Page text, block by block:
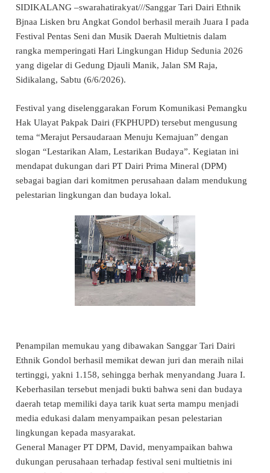
SIDIKALANG –swarahatirakyat///Sanggar Tari Dairi Ethnik
Bjnaa Lisken bru Angkat Gondol berhasil meraih Juara I pada
Festival Pentas Seni dan Musik Daerah Multietnis dalam
rangka memperingati Hari Lingkungan Hidup Sedunia 2026
yang digelar di Gedung Djauli Manik, Jalan SM Raja,
Sidikalang, Sabtu (6/6/2026).
Festival yang diselenggarakan Forum Komunikasi Pemangku
Hak Ulayat Pakpak Dairi (FKPHUPD) tersebut mengusung
tema “Merajut Persaudaraan Menuju Kemajuan” dengan
slogan “Lestarikan Alam, Lestarikan Budaya”. Kegiatan ini
mendapat dukungan dari PT Dairi Prima Mineral (DPM)
sebagai bagian dari komitmen perusahaan dalam mendukung
pelestarian lingkungan dan budaya lokal.
Penampilan memukau yang dibawakan Sanggar Tari Dairi
Ethnik Gondol berhasil memikat dewan juri dan meraih nilai
tertinggi, yakni 1.158, sehingga berhak menyandang Juara I.
Keberhasilan tersebut menjadi bukti bahwa seni dan budaya
daerah tetap memiliki daya tarik kuat serta mampu menjadi
media edukasi dalam menyampaikan pesan pelestarian
lingkungan kepada masyarakat.
General Manager PT DPM, David, menyampaikan bahwa
dukungan perusahaan terhadap festival seni multietnis ini